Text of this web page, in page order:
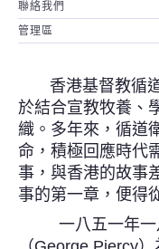
聯絡我們
管理區
香港基督教循道
於結合宣教牧養、
織。多年來，循道
命，積極回應時代
事，與香港的故事
事的第一章，便
一八五一年一月